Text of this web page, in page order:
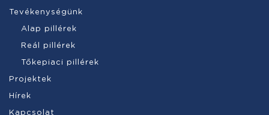
Tevékenységünk
Alap pillérek
Reál pillérek
Tőkepiaci pillérek
Projektek
Hírek
Kapcsolat